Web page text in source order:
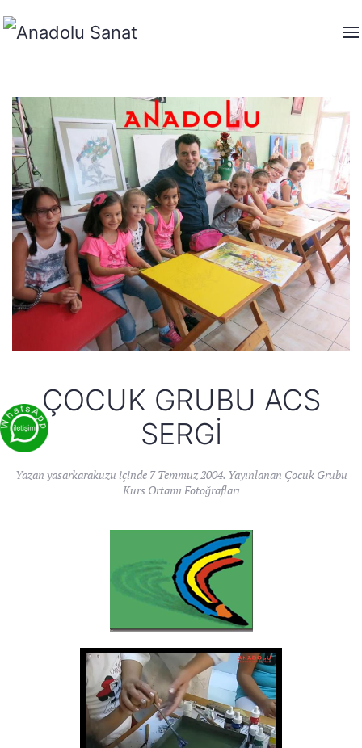
ÇOCUK GRUBU ACS
SERGI
Yazan yasarkarakuzu içinde 7 Temmuz 2004. Yayınlanan Çocuk Grubu
Kurs Ortamı Fotoğrafları